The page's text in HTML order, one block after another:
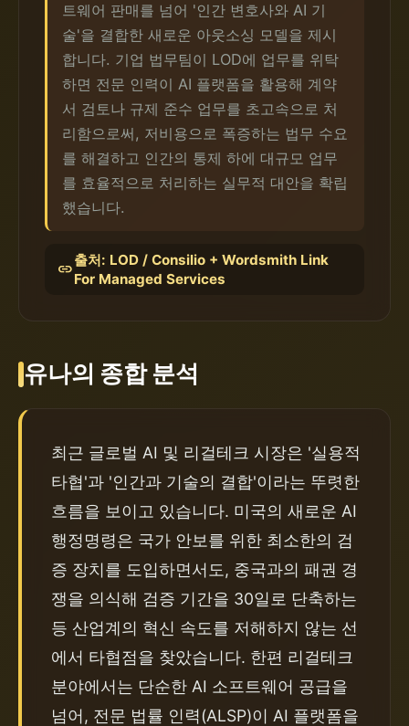
트웨어 판매를 넘어 '인간 변호사와 AI 기
술'을 결합한 새로운 아웃소싱 모델을 제시
합니다. 기업 법무팀이 LOD에 업무를 위탁
하면 전문 인력이 AI 플랫폼을 활용해 계약
서 검토나 규제 준수 업무를 초고속으로 처
리함으로써, 저비용으로 폭증하는 법무 수요
를 해결하고 인간의 통제 하에 대규모 업무
를 효율적으로 처리하는 실무적 대안을 확립
했습니다.
link출처: LOD / Consilio + Wordsmith Link
For Managed Services
유나의 종합 분석
최근 글로벌 AI 및 리걸테크 시장은 '실용적
타협'과 '인간과 기술의 결합'이라는 뚜렷한
흐름을 보이고 있습니다. 미국의 새로운 AI
행정명령은 국가 안보를 위한 최소한의 검
증 장치를 도입하면서도, 중국과의 패권 경
쟁을 의식해 검증 기간을 30일로 단축하는
등 산업계의 혁신 속도를 저해하지 않는 선
에서 타협점을 찾았습니다. 한편 리걸테크
분야에서는 단순한 AI 소프트웨어 공급을
넘어, 전문 법률 인력(ALSP)이 AI 플랫폼을